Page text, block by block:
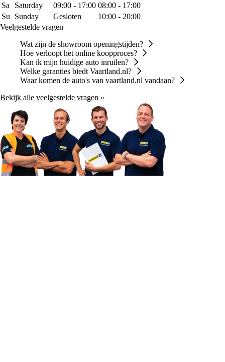
Sa
Saturday 09:00 - 17:00 08:00 - 17:00
Su
Sunday Gesloten
10:00 - 20:00
Veelgestelde vragen
Wat zijn de showroom openingstijden?
Hoe verloopt het online koopproces?
Kan ik mijn huidige auto inruilen?
Welke garanties biedt Vaartland.nl?
Waar komen de auto's van vaartland.nl vandaan?
Bekijk alle veelgestelde vragen »